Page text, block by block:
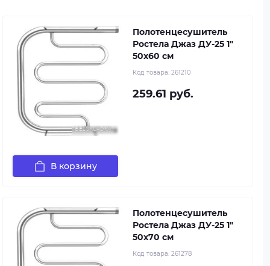
Полотенцесушитель
Ростела Джаз ДУ-25 1"
50x60 см
Код товара: 261210
259.61 руб.
В корзину
Полотенцесушитель
Ростела Джаз ДУ-25 1"
50x70 см
Код товара: 261278